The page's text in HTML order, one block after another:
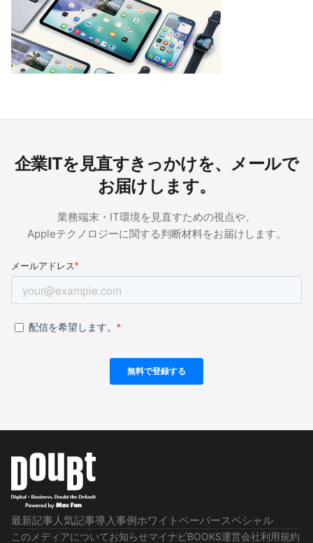
企業ITを見直すきっかけを、メールで
お届けします。
業務端末・IT環境を見直すための視点や、
Appleテクノロジーに関する判断材料をお届けします。
最新記事人気記事導入事例ホワイトペーパースペシャル
このメディアについてお知らせマイナビBOOKS運営会社利用規約